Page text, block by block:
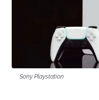
Sony Playstation